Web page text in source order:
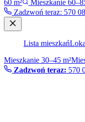
60 m²
Mieszkanie
Zadzwoń teraz: 570
Lista mieszkań
Mieszkanie 30–45 m²
Zadzwoń teraz: 570